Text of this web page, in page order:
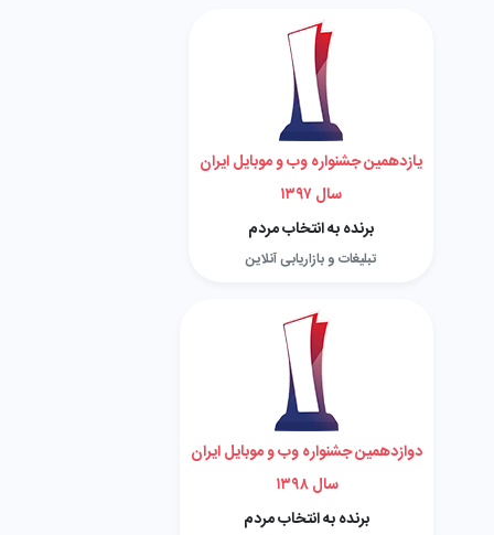
یازدهمین جشنواره وب و موبایل ایران
سال ۱۳۹۷
برنده به انتخاب مردم
تبلیغات و بازاریابی آنلاین
دوازدهمین جشنواره وب و موبایل ایران
سال ۱۳۹۸
برنده به انتخاب مردم